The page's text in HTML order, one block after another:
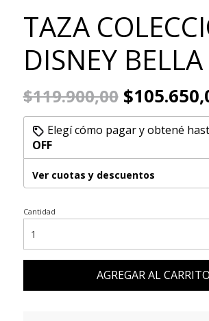
TAZA
DISNEY BELLA
$119.900,00
Elegí cómo pagar y obtené
OFF
Ver cuotas y descuentos
Cantidad
AGREGAR AL CARRITO